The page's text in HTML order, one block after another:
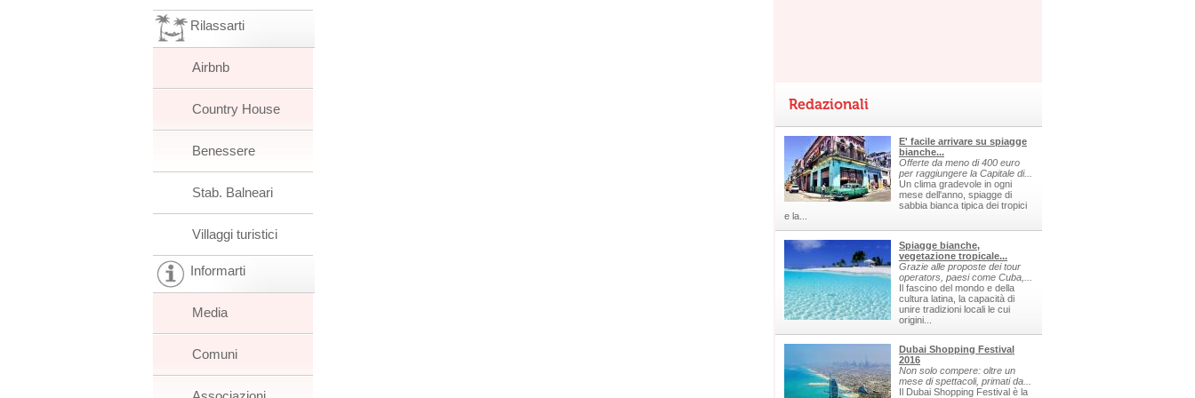
Rilassarti
Airbnb
Country House
Benessere
Stab. Balneari
Villaggi turistici
Informarti
Media
Comuni
Redazionali
E' facile arrivare su spiagge
bianche...
Offerte da meno di 400 euro
per raggiungere la Capitale di...
Un clima gradevole in ogni
mese dell'anno, spiagge di
sabbia bianca tipica dei tropici
e la...
Spiagge bianche,
vegetazione tropicale...
Grazie alle proposte dei tour
operators, paesi come Cuba,...
Il fascino del mondo e della
cultura latina, la capacità di
unire tradizioni locali le cui
origini...
Dubai Shopping Festival
2016
Non solo compere: oltre un
mese di spettacoli, primati da...
Il Dubai Shopping Festival è la